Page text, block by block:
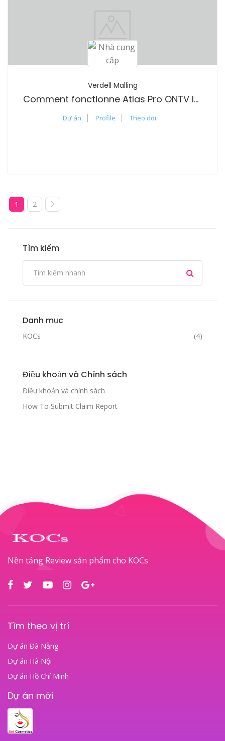
Verdell Malling
Comment fonctionne Atlas Pro ONTV IPTV?
Dự án Profile Theo dõi
1 2
Tìm kiếm
Danh mục
KOCs (4)
Điều khoản và Chính sách
Điều khoản và chính sách
How To Submit Claim Report
Nền tảng Review sản phẩm cho KOCs
Tìm theo vị trí
Dự án Đà Nẵng
Dự án Hà Nội
Dự án Hồ Chí Minh
Dự án mới